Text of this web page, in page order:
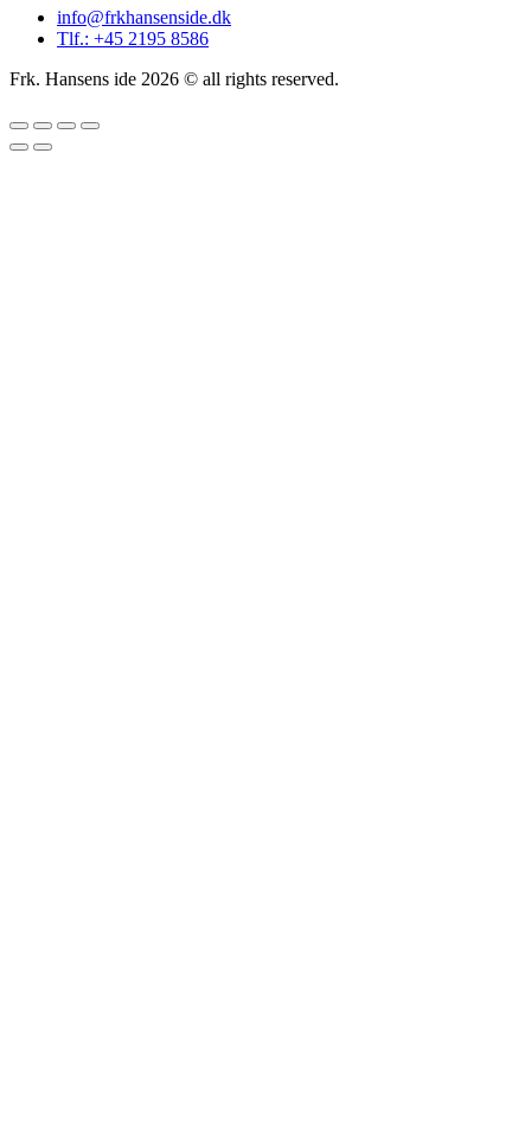
info@frkhansenside.dk
Tlf.: +45 2195 8586
Frk. Hansens ide 2026 © all rights reserved.